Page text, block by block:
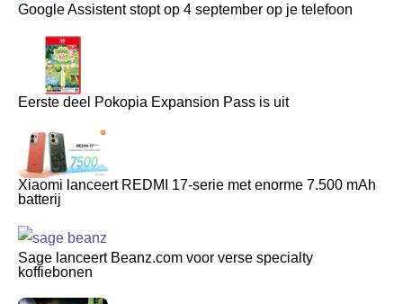
Google Assistent stopt op 4 september op je telefoon
Eerste deel Pokopia Expansion Pass is uit
Xiaomi lanceert REDMI 17-serie met enorme 7.500 mAh
batterij
Sage lanceert Beanz.com voor verse specialty
koffiebonen